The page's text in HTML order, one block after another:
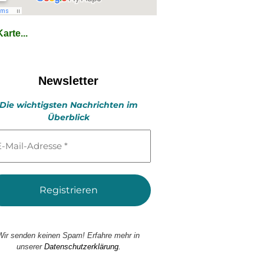
Newsletter
Die wichtigsten Nachrichten im
Überblick
senden keinen Spam! Erfahre mehr in
unserer Datenschutzerklärung.